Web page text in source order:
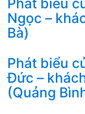
Phát biểu
Ngọc –
Bà)
Phát biểu
Đức –
(Quảng